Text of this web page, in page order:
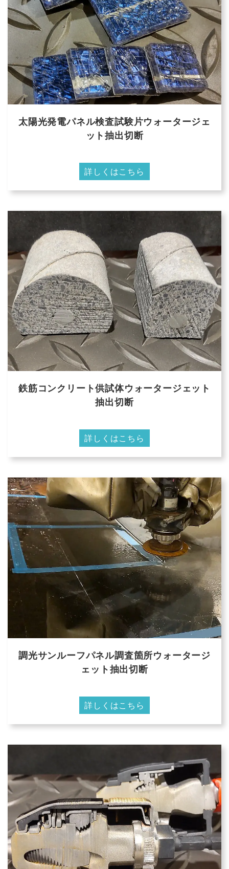
太陽光発電パネル検査試験片ウォータージェ
ット抽出切断
詳しくはこちら
鉄筋コンクリート供試体ウォータージェット
抽出切断
詳しくはこちら
調光サンルーフパネル調査箇所ウォータージ
ェット抽出切断
詳しくはこちら